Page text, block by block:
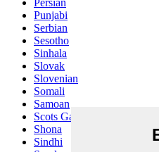
Persian
Punjabi
Serbian
Sesotho
Sinhala
Slovak
Slovenian
Somali
Samoan
Scots Gaelic
Shona
Sindhi